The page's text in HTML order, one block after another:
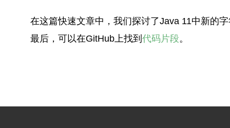
在这篇快速文章中，我们探讨了Java 11中新的
最后，可以在GitHub上找到 代码片段。